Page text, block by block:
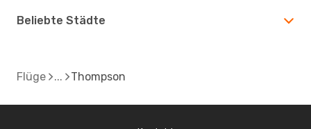
Beliebte Städte
Flüge Thompson